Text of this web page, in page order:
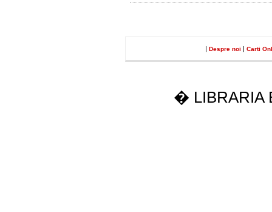
| Despre noi | Carti
� LIBRARIA